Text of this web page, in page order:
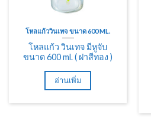
โหลแก้ววินเทจ ขนาด 600 ML.
โหลแก้ว วินเทจ มีหูจับ
ขนาด 600 ml. ( ฝาสีทอง )
อ่านเพิ่ม